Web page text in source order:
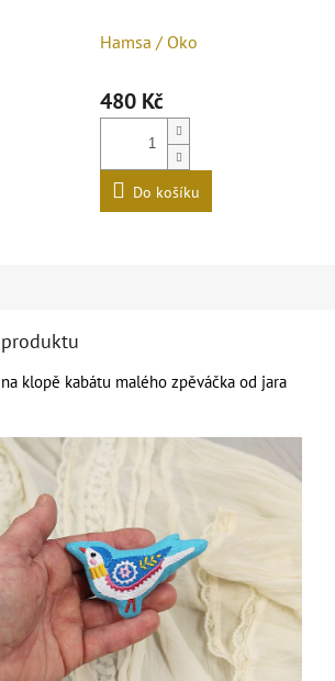
Hamsa / Oko
480 Kč
Do košíku
klopě kabátu malého zpěváčka od jara